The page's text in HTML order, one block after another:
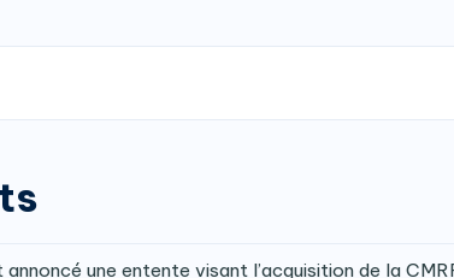
une entente visant l’acquisition de la